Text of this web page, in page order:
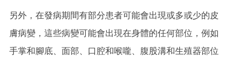
另外，在發病期間有部分患者可能會出現或多或少的皮
膚病變，這些病變可能會出現在身體的任何部位，例如
手掌和腳底、面部、口腔和喉嚨、腹股溝和生殖器部位